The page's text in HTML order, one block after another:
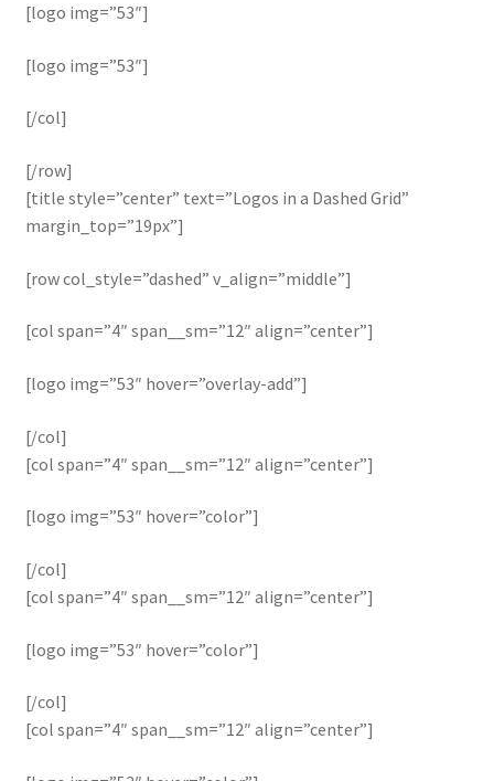
[logo img=”53″]
[logo img=”53″]
[/col]
[/row]
[title style=”center” text=”Logos in a Dashed Grid”
margin_top=”19px”]
[row col_style=”dashed” v_align=”middle”]
[col span=”4″ span__sm=”12″ align=”center”]
[logo img=”53″ hover=”overlay-add”]
[/col]
[col span=”4″ span__sm=”12″ align=”center”]
[logo img=”53″ hover=”color”]
[/col]
[col span=”4″ span__sm=”12″ align=”center”]
[logo img=”53″ hover=”color”]
[/col]
[col span=”4″ span__sm=”12″ align=”center”]